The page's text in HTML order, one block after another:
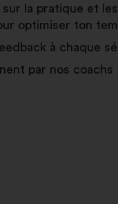
la pratique et
optimiser ton
à chaque
par nos coachs